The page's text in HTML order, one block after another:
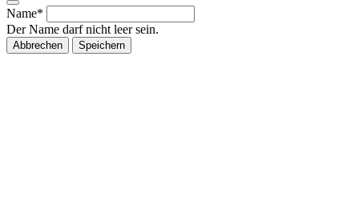
Name*
Der Name darf nicht leer sein.
Abbrechen Speichern